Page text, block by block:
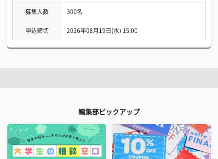
募集人数 300名
申込締切 2026年08月19日(水) 15:00
編集部ピックアップ